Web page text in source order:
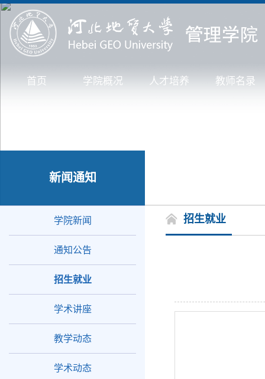
首页 学院概况 人才培养 教师名录
新闻通知
学院新闻
通知公告
招生就业
学术讲座
教学动态
学术动态
招生就业